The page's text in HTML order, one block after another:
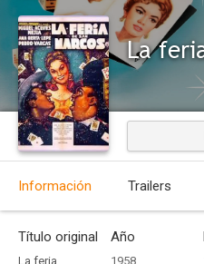
La
Información Trailers
Título original
La feria
Año
1958